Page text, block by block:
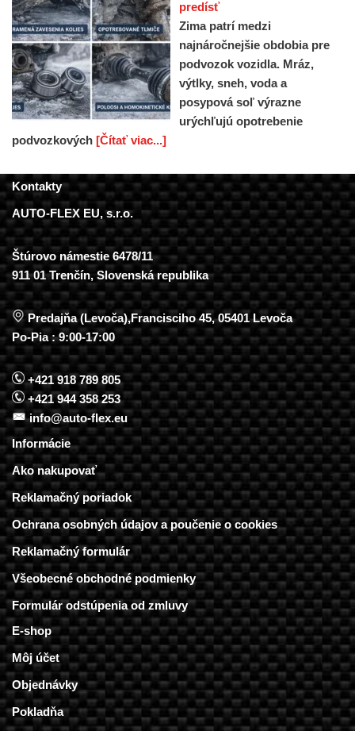
predísť
Zima patrí medzi
najnáročnejšie obdobia pre
podvozok vozidla. Mráz,
výtlky, sneh, voda a
posypová soľ výrazne
urýchľujú opotrebenie
podvozkových [Čítať viac...]
Kontakty
AUTO-FLEX EU, s.r.o.
Štúrovo námestie 6478/11
911 01 Trenčín, Slovenská republika
Predajňa (Levoča),Francisciho 45, 05401 Levoča
Po-Pia : 9:00-17:00
+421 918 789 805
+421 944 358 253
info@auto-flex.eu
Informácie
Ako nakupovať
Reklamačný poriadok
Ochrana osobných údajov a poučenie o cookies
Reklamačný formulár
Všeobecné obchodné podmienky
Formulár odstúpenia od zmluvy
E-shop
Môj účet
Objednávky
Pokladňa